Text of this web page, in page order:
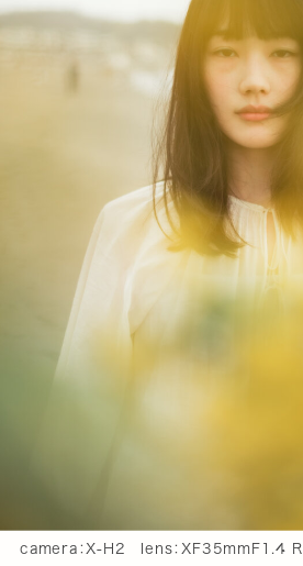
camera：X-H2 lens：XF35mmF1.4 R